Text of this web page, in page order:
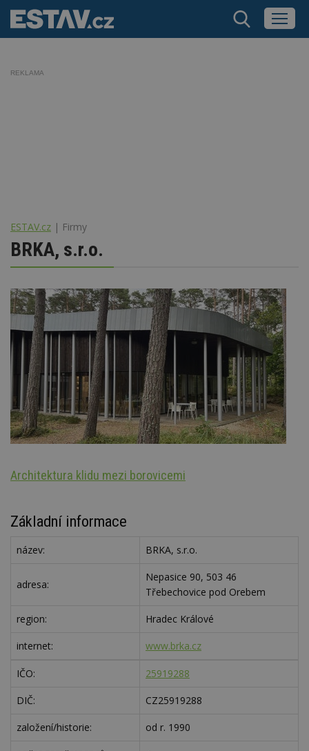
REKLAMA
ESTAV.cz Firmy
BRKA, s.r.o.
Architektura klidu mezi borovicemi
Základní informace
název: BRKA, s.r.o.
adresa:
Nepasice 90, 503 46
Třebechovice pod Orebem
region: Hradec Králové
internet: www.brka.cz
IČO: 25919288
DIČ: CZ25919288
založení/historie: od r. 1990